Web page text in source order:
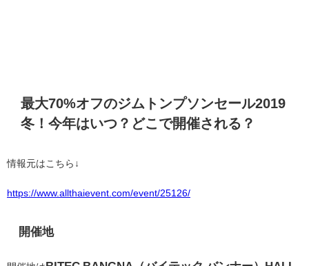
最大70%オフのジムトンプソンセール2019
冬！今年はいつ？どこで開催される？
情報元はこちら↓
https://www.allthaievent.com/event/25126/
開催地